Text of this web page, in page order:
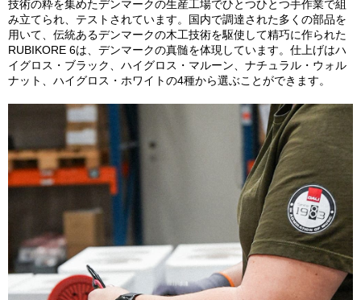
技術の粋を集めたデンマークの生産工場でひとつひとつ手作業で組
み立てられ、テストされています。国内で調達された多くの部品を
用いて、伝統あるデンマークの木工技術を駆使して精巧に作られた
RUBIKORE 6は、デンマークの真髄を体現しています。仕上げはハ
イグロス・ブラック、ハイグロス・マルーン、ナチュラル・ウォル
ナット、ハイグロス・ホワイトの4種から選ぶことができます。